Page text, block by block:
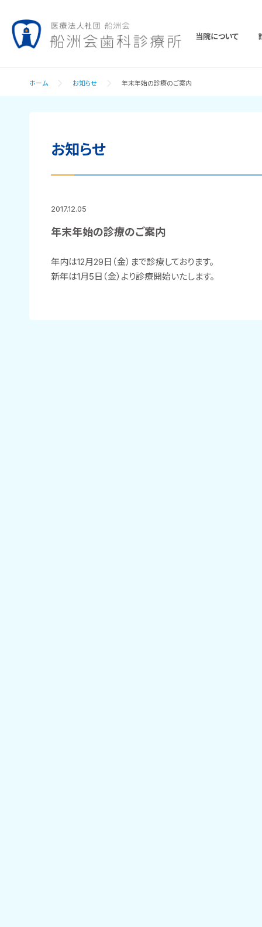
当院について
ホーム お知らせ 年末年始の診療のご案内
お知らせ
2017.12.05
年末年始の診療のご案内
年内は12月29日（金）まで診療しております。
新年は1月5日（金）より診療開始いたします。